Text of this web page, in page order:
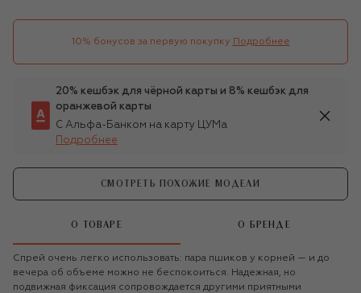
10% бонусов за первую покупку Подробнее
20% кешбэк для чёрной карты и 8% кешбэк для
оранжевой карты
С Альфа-Банком на карту ЦУМа
Подробнее
СМОТРЕТЬ ПОХОЖИЕ МОДЕЛИ
О ТОВАРЕ О БРЕНДЕ
Спрей очень легко использовать: пара пшиков у корней — и до
вечера об объеме можно не беспокоиться. Надежная, но
подвижная фиксация сопровождается другими приятными